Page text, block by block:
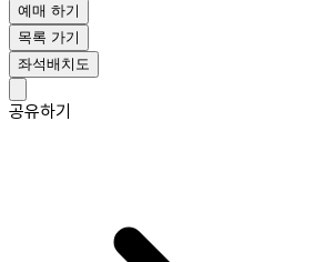
예매 하기
목록 가기
좌석배치도
공유하기